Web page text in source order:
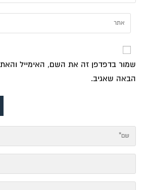
שמור בדפדפן זה את השם, האימייל
הבאה שאגיב.